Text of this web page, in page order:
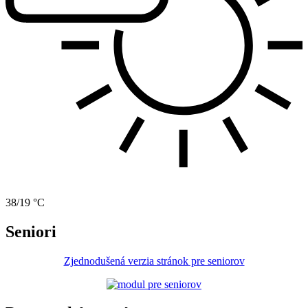
38/19 °C
Seniori
Zjednodušená verzia stránok pre seniorov